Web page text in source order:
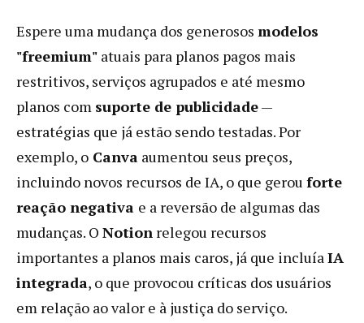
Espere uma mudança dos generosos modelos
"freemium" atuais para planos pagos mais
restritivos, serviços agrupados e até mesmo
planos com suporte de publicidade—
estratégias que já estão sendo testadas. Por
exemplo, o Canva aumentou seus preços,
incluindo novos recursos de IA, o que gerou forte
reação negativa e a reversão de algumas das
mudanças. O Notion relegou recursos
importantes a planos mais caros, já que incluíaIA
integrada, o que provocou críticas dos usuários
em relação ao valor e à justiça do serviço.